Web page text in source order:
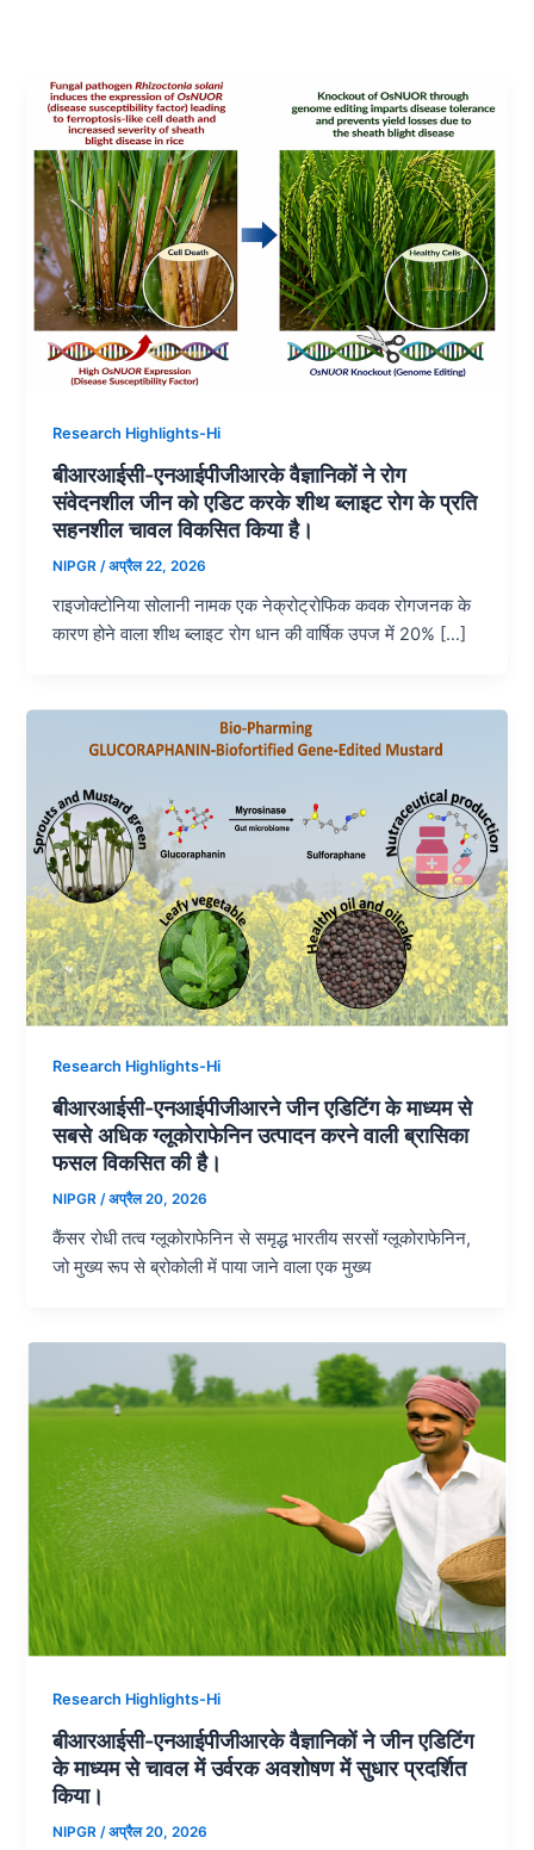
Research Highlights-Hi
बीआरआईसी-एनआईपीजीआरके वैज्ञानिकों ने रोग
संवेदनशील जीन को एडिट करके शीथ ब्लाइट रोग के प्रति
सहनशील चावल विकसित किया है।
NIPGR/अप्रैल 22, 2026
राइजोक्टोनिया सोलानी नामक एक नेक्रोट्रोफिक कवक रोगजनक के
कारण होने वाला शीथ ब्लाइट रोग धान की वार्षिक उपज में 20% […]
Research Highlights-Hi
बीआरआईसी-एनआईपीजीआरने जीन एडिटिंग के माध्यम से
सबसे अधिक ग्लूकोराफेनिन उत्पादन करने वाली ब्रासिका
फसल विकसित की है।
NIPGR/अप्रैल 20, 2026
कैंसर रोधी तत्व ग्लूकोराफेनिन से समृद्ध भारतीय सरसों ग्लूकोराफेनिन,
जो मुख्य रूप से ब्रोकोली में पाया जाने वाला एक मुख्य
Research Highlights-Hi
बीआरआईसी-एनआईपीजीआरके वैज्ञानिकों ने जीन एडिटिंग
के माध्यम से चावल में उर्वरक अवशोषण में सुधार प्रदर्शित
किया।
NIPGR/अप्रैल 20, 2026